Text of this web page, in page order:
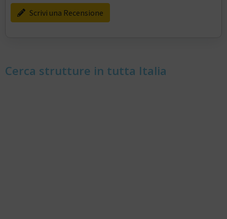
Scrivi una Recensione
Cerca strutture in tutta Italia